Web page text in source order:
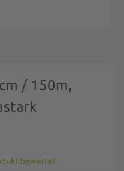
/ 150m,
bewertet